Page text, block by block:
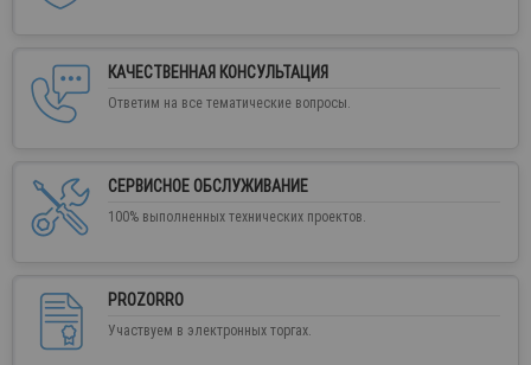
КАЧЕСТВЕННАЯ КОНСУЛЬТАЦИЯ
Ответим на все тематические вопросы.
СЕРВИСНОЕ ОБСЛУЖИВАНИЕ
100% выполненных технических проектов.
PROZORRO
Участвуем в электронных торгах.